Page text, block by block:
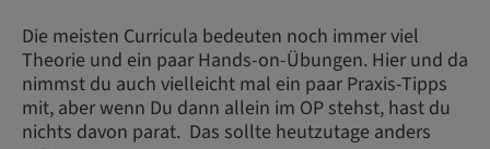
Die meisten Curricula bedeuten noch immer viel
Theorie und ein paar Hands-on-Übungen. Hier und da
nimmst du auch vielleicht mal ein paar Praxis-Tipps
mit, aber wenn Du dann allein im OP stehst, hast du
nichts davon parat. Das sollte heutzutage anders